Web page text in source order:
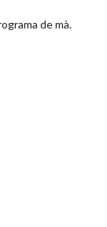
de mà.